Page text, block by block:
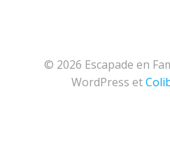
© 2026 Escapade en
WordPress et